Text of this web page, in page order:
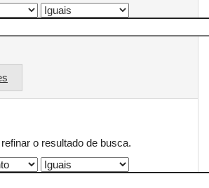
o resultado de busca.